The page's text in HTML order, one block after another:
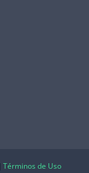
Términos de Uso